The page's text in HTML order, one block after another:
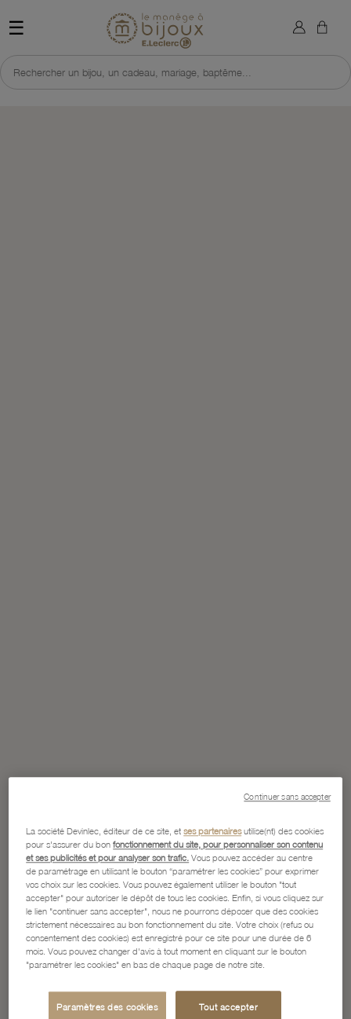
☰ Retour à l'accueil du site
Rechercher un bijou, un cadeau, mariage, baptême...
×
La société Devinlec, éditeur de ce site, etses partenairesutilise(nt) des cookies
pour s'assurer du bonfonctionnement du site, pour personnaliser son contenu
et ses publicités et pour analyser son trafic. Vous pouvez accéder au centre
de paramétrage en utilisant le bouton “paramétrer les cookies” pour exprimer
vos choix sur les cookies. Vous pouvez également utiliser le bouton "tout
accepter" pour autoriser le dépôt de tous les cookies. Enfin, si vous cliquez sur
le lien "continuer sans accepter", nous ne pourrons déposer que des cookies
strictement nécessaires au bon fonctionnement du site. Votre choix (refus ou
consentement des cookies) est enregistré pour ce site pour une durée de 6
mois. Vous pouvez changer d'avis à tout moment en cliquant sur le bouton
"paramétrer les cookies" en bas de chaque page de notre site.
Paramètres des cookies Tout accepter
Continuer sans accepter